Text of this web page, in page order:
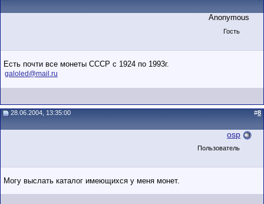
Anonymous
Гость
Есть почти все монеты СССР с 1924 по 1993г.
galoled@mail.ru
28.06.2004, 13:35:00 #8
osp
Пользователь
Могу выслать каталог имеющихся у меня монет.